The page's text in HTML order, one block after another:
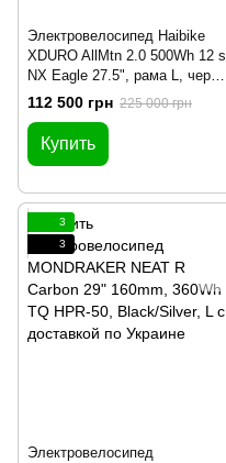
Электровелосипед Haibike
XDURO AllMtn 2.0 500Wh 12 s.
NX Eagle 27.5", рама L, черно-
серо-красный, 2020, тестовый
112 500 грн 225 000 грн
Купить
3
3
Электровелосипед